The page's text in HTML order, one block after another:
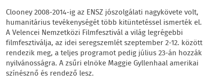
Clooney 2008-2014-ig az ENSZ jószolgálati nagykövete volt,
humanitárius tevékenységét több kitüntetéssel ismerték el.
A Velencei Nemzetközi Filmfesztivál a világ legrégebbi
filmfesztiválja, az idei seregszemlét szeptember 2-12. között
rendezik meg, a teljes programot pedig július 23-án hozzák
nyilvánosságra. A zsűri elnöke Maggie Gyllenhaal amerikai
színésznő és rendező lesz.